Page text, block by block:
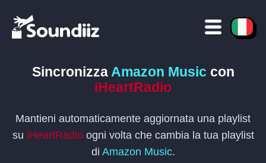
Sincronizza Amazon Music con
iHeartRadio
Mantieni automaticamente aggiornata una playlist
su iHeartRadioogni volta che cambia la tua playlist
di Amazon Music.